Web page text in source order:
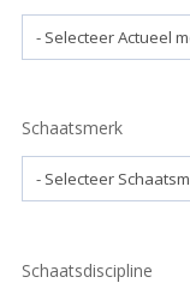
Schaatsmerk
Schaatsdiscipline